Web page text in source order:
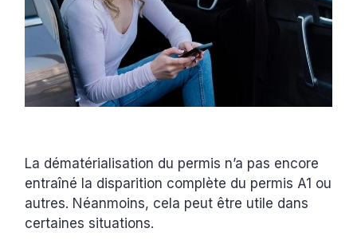
La dématérialisation du permis n’a pas encore
entraîné la disparition complète du permis A1 ou
autres. Néanmoins, cela peut être utile dans
certaines situations.